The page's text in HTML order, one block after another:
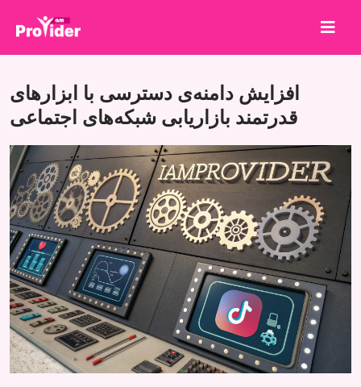
درباره ما
ثبت نام
خدمات
API
شرایط
بلاگ
افزایش دامنه‌ی دسترسی با ابزارهای
قدرتمند بازاریابی شبکه‌های اجتماعی